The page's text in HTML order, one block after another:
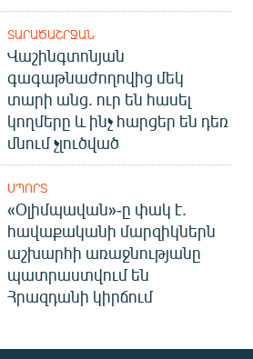
ՏԱՐԱԾԱՇՐՋԱՆ
Վաշինգտոնյան
գագաթնաժողովից մեկ
տարի անց. ուր են հասել
կողմերը և ինչ հարցեր են դեռ
մնում չլուծված
ՍՊՈՐՏ
«Օլիմպավան»-ը փակ է.
հավաքականի մարզիկներն
աշխարհի առաջնությանը
պատրաստվում են
Հրազդանի կիրճում